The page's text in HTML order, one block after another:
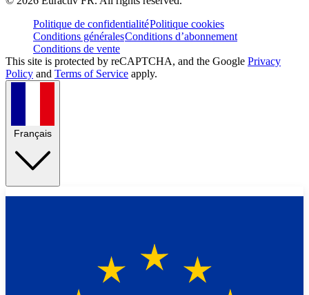
Politique de confidentialitéPolitique cookies
Conditions généralesConditions d’abonnement
Conditions de vente
This site is protected by reCAPTCHA, and the Google Privacy
Policy and Terms of Service apply.
Français